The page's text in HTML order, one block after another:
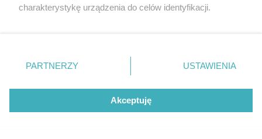
Mistrzowie parkowania #108
charakterystykę urządzenia do celów identyfikacji.
zmienić/wycofać klikając przycisk ustawień prywatności
znajdujący się w lewym dolnym rogu strony
. Niektóre
użytkownika, ale masz prawo sprzeciwić się takiemu
przetwarzaniu. Preferencje będą miały zastosowania tylko
PARTNERZY USTAWIENIA
Akceptuję